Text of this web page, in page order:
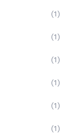
(1)
(1)
(1)
(1)
(1)
(1)